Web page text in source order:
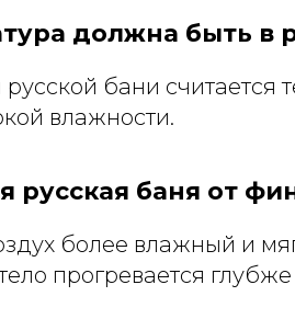
должна быть в
бани считается
влажности.
русская баня от
более влажный и
прогревается